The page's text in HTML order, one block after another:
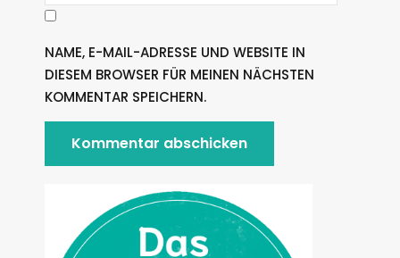
NAME, E-MAIL-ADRESSE UND WEBSITE IN
DIESEM BROWSER FÜR MEINEN NÄCHSTEN
KOMMENTAR SPEICHERN.